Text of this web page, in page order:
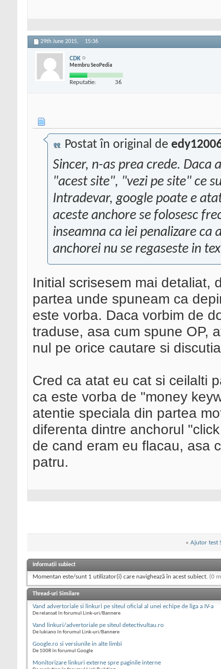
29th June 2015, 15:36
CDK
Membru SeoPedia
Reputatie: 36
Postat în original de
Sincer, n-as prea crede. Daca
"acest site", "vezi pe site" ce
Intradevar, google poate e
aceste anchore se folosesc
inseamna ca iei penalizare ca
anchorei nu se regaseste in
Initial scrisesem mai detaliat,
partea unde spuneam ca
este vorba. Daca vorbim de
traduse, asa cum spune OP,
nul pe orice cautare si
Cred ca atat eu cat si ceilalti
ca este vorba de "money
atentie speciala din partea
diferenta dintre anchorul
de cand eram eu flacau, asa
patru.
« Ajutor test
Informații subiect
Momentan este/sunt 1 utilizator(i) care navighează în acest subiect. (0
Thread-uri Similare
Vand advertoriale si linkuri pe siteul oficial al unei echipe de liga a IV-a
De relansat în forumul Link-uri/Bannere
Vand linkuri/advertoriale pe siteul detectivultau.ro
De lukiano în forumul Link-uri/Bannere
Google.ro si versiunile in alte limbi
De 100R în forumul Google
Monitorizare linkuri externe spre paginile interne